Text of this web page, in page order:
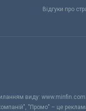
Відгуки про
виду:
"Промо" – це